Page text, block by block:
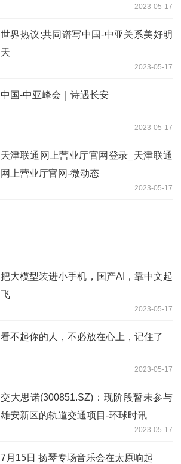
2023-05-17
世界热议:共同谱写中国-中亚关系美好明
天
2023-05-17
中国-中亚峰会｜诗遇长安
2023-05-17
天津联通网上营业厅官网登录_天津联通
网上营业厅官网-微动态
2023-05-17
把大模型装进小手机，国产AI，靠中文起
飞
2023-05-17
看不起你的人，不必放在心上，记住了
2023-05-17
交大思诺(300851.SZ)：现阶段暂未参与
雄安新区的轨道交通项目-环球时讯
2023-05-17
7月15日 扬琴专场音乐会在太原响起